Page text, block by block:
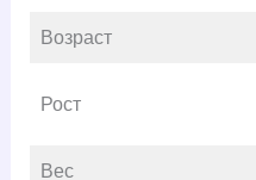
Возраст
Рост
Вес